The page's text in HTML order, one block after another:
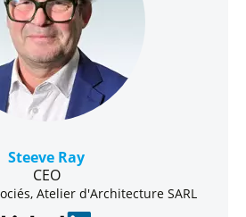
Steeve Ray
CEO
Atelier d'Architecture SARL